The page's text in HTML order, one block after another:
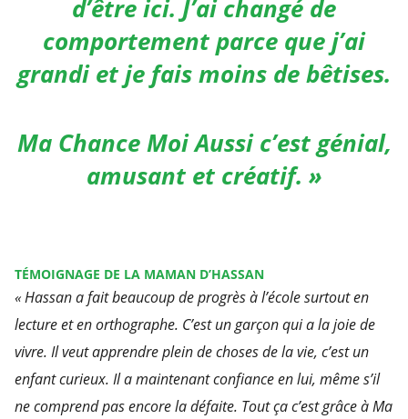
d’être ici. J’ai changé de
comportement parce que j’ai
grandi et je fais moins de bêtises.
Ma Chance Moi Aussi c’est génial,
amusant et créatif. »
TÉMOIGNAGE DE LA MAMAN D’HASSAN
« Hassan a fait beaucoup de progrès à l’école surtout en
lecture et en orthographe. C’est un garçon qui a la joie de
vivre. Il veut apprendre plein de choses de la vie, c’est un
enfant curieux. Il a maintenant confiance en lui, même s’il
ne comprend pas encore la défaite. Tout ça c’est grâce à Ma